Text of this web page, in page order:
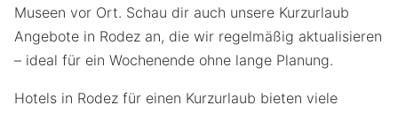
Museen vor Ort. Schau dir auch unsere Kurzurlaub
Angebote in Rodez an, die wir regelmäßig aktualisieren
– ideal für ein Wochenende ohne lange Planung.
Hotels in Rodez für einen Kurzurlaub bieten viele